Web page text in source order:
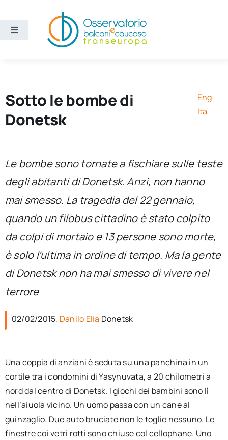
contenuto
Toggle
Ricerca e divulgazione
Sezioni
Chi siamo
Cerca
per:
Newsletter
Ita
Sotto le bombe di
Donetsk
Eng
Ita
Le bombe sono tornate a fischiare sulle teste
degli abitanti di Donetsk. Anzi, non hanno
mai smesso. La tragedia del 22 gennaio,
quando un filobus cittadino è stato colpito
da colpi di mortaio e 13 persone sono morte,
è solo l’ultima in ordine di tempo. Ma la gente
di Donetsk non ha mai smesso di vivere nel
terrore
02/02/2015, Danilo Elia Donetsk
Una coppia di anziani è seduta su una panchina in un
cortile tra i condomini di Yasynuvata, a 20 chilometri a
nord dal centro di Donetsk. I giochi dei bambini sono lì
nell’aiuola vicino. Un uomo passa con un cane al
guinzaglio. Due auto bruciate non le toglie nessuno. Le
finestre coi vetri rotti sono chiuse col cellophane. Uno